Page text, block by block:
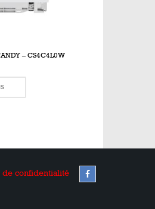
– CS4C4L0W
de confidentialité